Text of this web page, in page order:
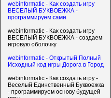
webinformatic - Как создать игру
ВЕСЕЛЫЙ БУКВОЕЖКА -
программируем сами
webinformatic - Как создать игру
ВЕСЕЛЫЙ БУКВОЕЖКА - создаем
игровую оболочку
webinformatic - Открытый Полный
Исходный код игры Дорога в Город
webinformatic - Как создать игру -
Веселый Единственный Буквоежка
- программируем основу будущей